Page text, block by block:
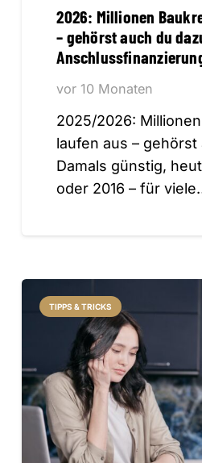
2026: Millionen
– gehörst auch du
vor 10 Monaten
2025/2026:
laufen aus – gehörst
Damals günstig,
oder 2016 – für
TIPPS & TRICKS